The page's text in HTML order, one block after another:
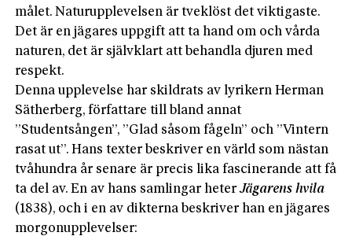
målet. Naturupplevelsen är tveklöst det viktigaste.
Det är en jägares uppgift att ta hand om och vårda
naturen, det är självklart att behandla djuren med
respekt.
Denna upplevelse har skildrats av lyrikern Herman
Sätherberg, författare till bland annat
”Studentsången”, ”Glad såsom fågeln” och ”Vintern
rasat ut”. Hans texter beskriver en värld som nästan
tvåhundra år senare är precis lika fascinerande att få
ta del av. En av hans samlingar heterJägarens hvila
(1838), och i en av dikterna beskriver han en jägares
morgonupplevelser: